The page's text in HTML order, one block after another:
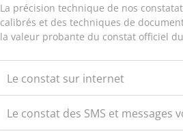
La précision technique de nos
calibrés et des techniques de
la valeur probante du constat officiel
Le constat sur internet
Le constat des SMS et messages